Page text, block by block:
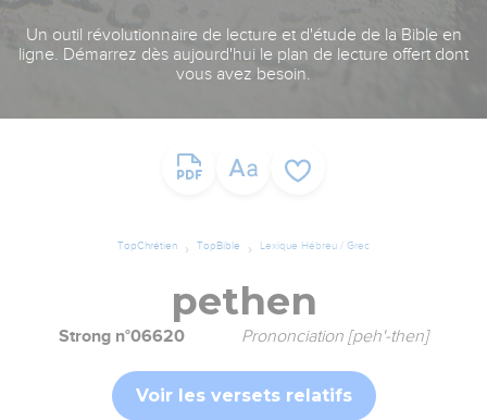
Un outil révolutionnaire de lecture et d'étude de la Bible en
ligne. Démarrez dès aujourd'hui le plan de lecture offert dont
vous avez besoin.
TopChrétien TopBible Lexique Hébreu / Grec
pethen
Strong n°06620 Prononciation [peh'-then]
Voir les versets relatifs